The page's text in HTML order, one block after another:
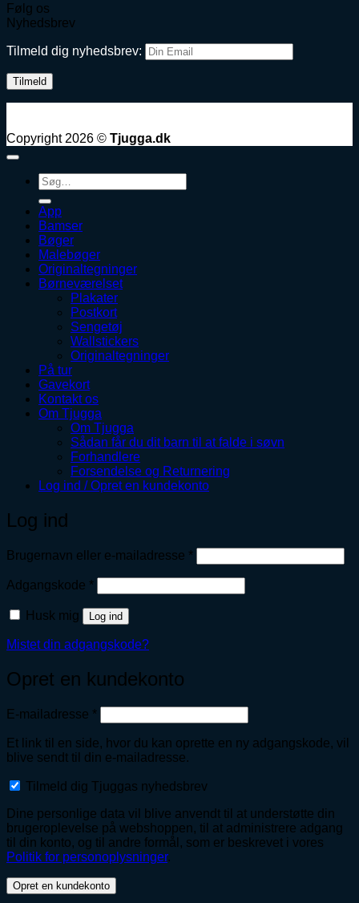
Følg os
Nyhedsbrev
Tilmeld dig nyhedsbrev:
Copyright 2026 © Tjugga.dk
Søg
efter:
App
Bamser
Bøger
Malebøger
Originaltegninger
Børneværelset
Plakater
Postkort
Sengetøj
Wallstickers
Originaltegninger
På tur
Gavekort
Kontakt os
Om Tjugga
Om Tjugga
Sådan får du dit barn til at falde i søvn
Forhandlere
Forsendelse og Returnering
Log ind / Opret en kundekonto
Log ind
Brugernavn eller e-mailadresse *Påkrævet
Adgangskode *Påkrævet
Husk mig Log ind
Mistet din adgangskode?
Opret en kundekonto
E-mailadresse *Påkrævet
Et link til en side, hvor du kan oprette en ny adgangskode, vil
blive sendt til din e-mailadresse.
Tilmeld dig Tjuggas nyhedsbrev
Dine personlige data vil blive anvendt til at understøtte din
brugeroplevelse på webshoppen, til at administrere adgang
til din konto, og til andre formål, som er beskrevet i vores
Politik for personoplysninger.
Opret en kundekonto